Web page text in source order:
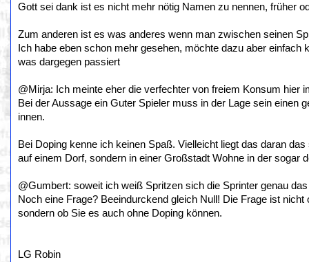
Gott sei dank ist es nicht mehr nötig Namen zu nennen, früher
Zum anderen ist es was anderes wenn man zwischen seinen
Ich habe eben schon mehr gesehen, möchte dazu aber
was dargegen passiert
@Mirja: Ich meinte eher die verfechter von freiem Konsum hier
Bei der Aussage ein Guter Spieler muss in der Lage sein einen
innen.
Bei Doping kenne ich keinen Spaß. Vielleicht liegt das daran
auf einem Dorf, sondern in einer Großstadt Wohne in der sogar
@Gumbert: soweit ich weiß Spritzen sich die Sprinter genau
Noch eine Frage? Beeindurckend gleich Null! Die Frage ist
sondern ob Sie es auch ohne Doping können.
LG Robin